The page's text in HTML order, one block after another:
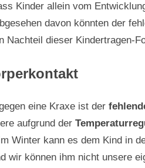
Kinder allein vom
davon könnten der
Nachteil dieser Kindertragen-
eine Kraxe ist der
aufgrund der
Winter kann es dem Kind in
wir können ihm nicht unsere